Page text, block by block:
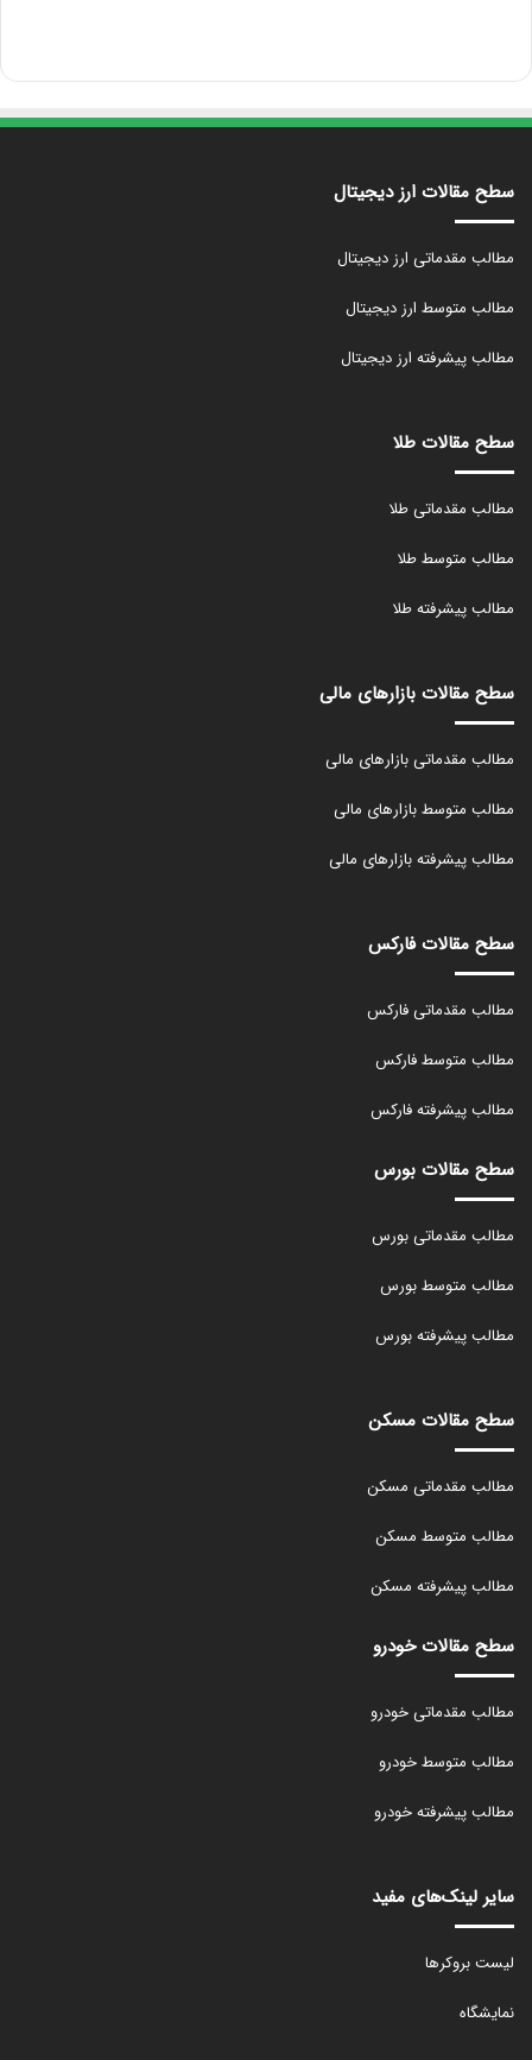
سطح مقالات ارز دیجیتال
مطالب مقدماتی ارز دیجیتال
مطالب متوسط ارز دیجیتال
مطالب پیشرفته ارز دیجیتال
سطح مقالات طلا
مطالب مقدماتی طلا
مطالب متوسط طلا
مطالب پیشرفته طلا
سطح مقالات بازارهای مالی
مطالب مقدماتی بازارهای مالی
مطالب متوسط بازارهای مالی
مطالب پیشرفته بازارهای مالی
سطح مقالات فارکس
مطالب مقدماتی فارکس
مطالب متوسط فارکس
مطالب پیشرفته فارکس
سطح مقالات بورس
مطالب مقدماتی بورس
مطالب متوسط بورس
مطالب پیشرفته بورس
سطح مقالات مسکن
مطالب مقدماتی مسکن
مطالب متوسط مسکن
مطالب پیشرفته مسکن
سطح مقالات خودرو
مطالب مقدماتی خودرو
مطالب متوسط خودرو
مطالب پیشرفته خودرو
سایر لینک‌های مفید
لیست بروکرها
نمایشگاه